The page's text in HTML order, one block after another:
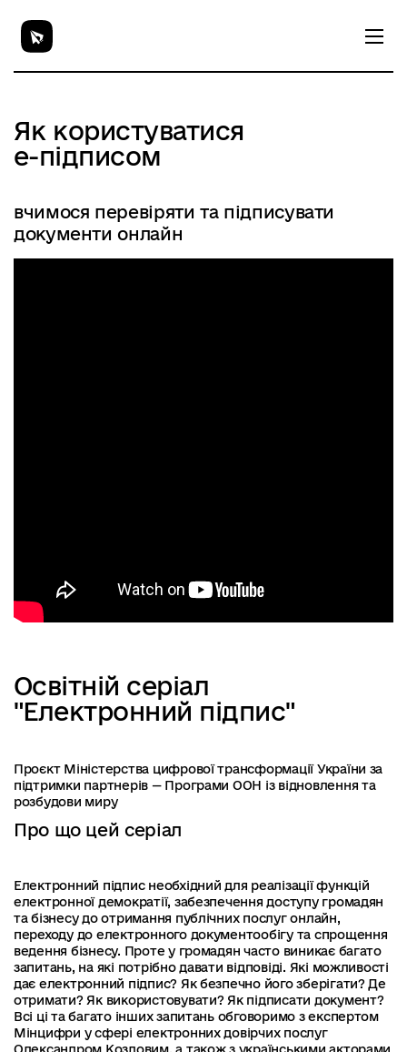
Як користуватися
е-підписом
вчимося перевіряти та підписувати
документи онлайн
Освітній серіал
"Електронний підпис"
Проєкт Міністерства цифрової трансформації України за
підтримки партнерів — Програми ООН із відновлення та
розбудови миру
Про що цей серіал
Електронний підпис необхідний для реалізації функцій
електронної демократії, забезпечення доступу громадян
та бізнесу до отримання публічних послуг онлайн,
переходу до електронного документообігу та спрощення
ведення бізнесу. Проте у громадян часто виникає багато
запитань, на які потрібно давати відповіді. Які можливості
дає електронний підпис? Як безпечно його зберігати? Де
отримати? Як використовувати? Як підписати документ?
Всі ці та багато інших запитань обговоримо з експертом
Мінцифри у сфері електронних довірчих послуг